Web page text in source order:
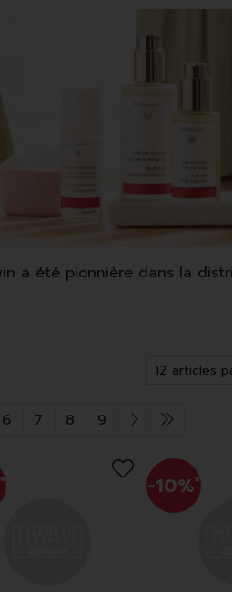
a été pionnière dans la
plantes médicinales, des
les soins du visage,
6 7 8 9
* -10%*